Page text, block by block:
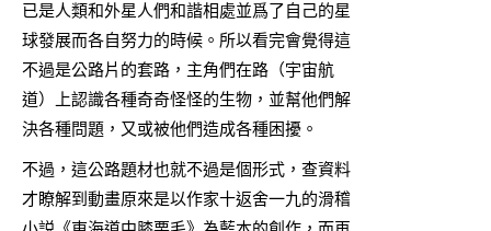
已是人類和外星人們和諧相處並爲了自己的星
球發展而各自努力的時候。所以看完會覺得這
不過是公路片的套路，主角們在路（宇宙航
道）上認識各種奇奇怪怪的生物，並幫他們解
決各種問題，又或被他們造成各種困擾。
不過，這公路題材也就不過是個形式，查資料
才瞭解到動畫原來是以作家十返舍一九的滑稽